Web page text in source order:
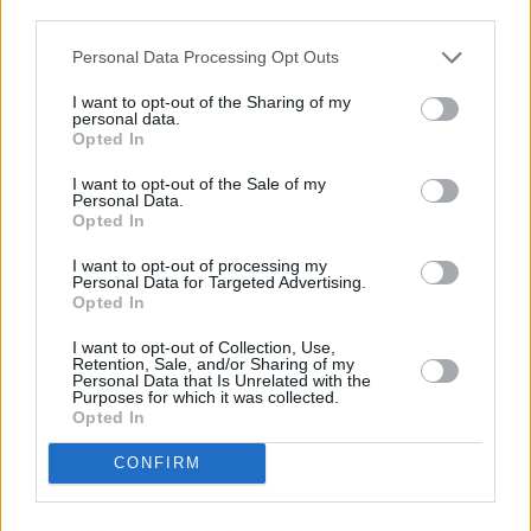
negar su consentimiento. Tenga en cuenta que algún
de su consentimiento, pero usted tiene el derecho de
rechazar tal procesamiento. Sus preferencias se aplicarán
cualquier momento entrando de nuevo en este sitio web o
visitando nuestra política de privacidad.
Personal Data Processing Opt Outs
I want to opt-out of the Sharing of my
personal data.
Opted In
I want to opt-out of the Sale of my
Personal Data.
Opted In
I want to opt-out of processing my
Personal Data for Targeted Advertising.
Opted In
I want to opt-out of Collection, Use,
Retention, Sale, and/or Sharing of my
Personal Data that Is Unrelated with the
Purposes for which it was collected.
Opted In
CONFIRM